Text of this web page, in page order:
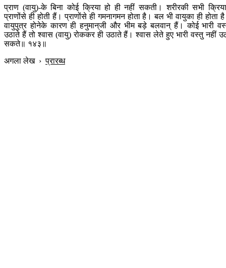
प्राण (वायु)-के बिना कोई क्रिया हो ही नहीं सकती। शरीरकी सभी
प्राणोंसे ही होती हैं। प्राणोंसे ही गमनागमन होता है। बल भी वायुका ही होता
वायुपुत्र होनेके कारण ही हनुमान‍्जी और भीम बड़े बलवान् हैं। कोई भारी
उठाते हैं तो श्वास (वायु) रोककर ही उठाते हैं। श्वास लेते हुए भारी वस्तु नहीं
सकते॥ १४३॥
अगला लेख›प्रारब्ध